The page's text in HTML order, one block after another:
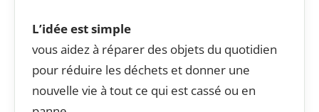
L’idée est simple
vous aidez à réparer des objets du quotidien
pour réduire les déchets et donner une
nouvelle vie à tout ce qui est cassé ou en